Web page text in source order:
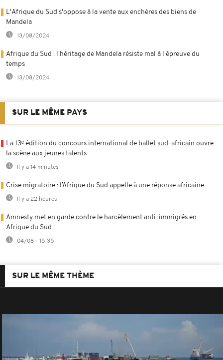
L'Afrique du Sud s'oppose à la vente aux enchères des biens de
Mandela
13/08/2024
Afrique du Sud : l'héritage de Mandela résiste mal à l'épreuve du
temps
13/08/2024
SUR LE MÊME PAYS
La 13ᵉ édition du concours international de ballet sud-africain ouvre
la scène aux jeunes talents
Il y a 14 minutes
Crise migratoire : l’Afrique du Sud appelle à une réponse africaine
Il y a 22 heures
Amnesty met en garde contre le harcèlement anti-immigrés en
Afrique du Sud
04/08 - 15:35
SUR LE MÊME THÈME